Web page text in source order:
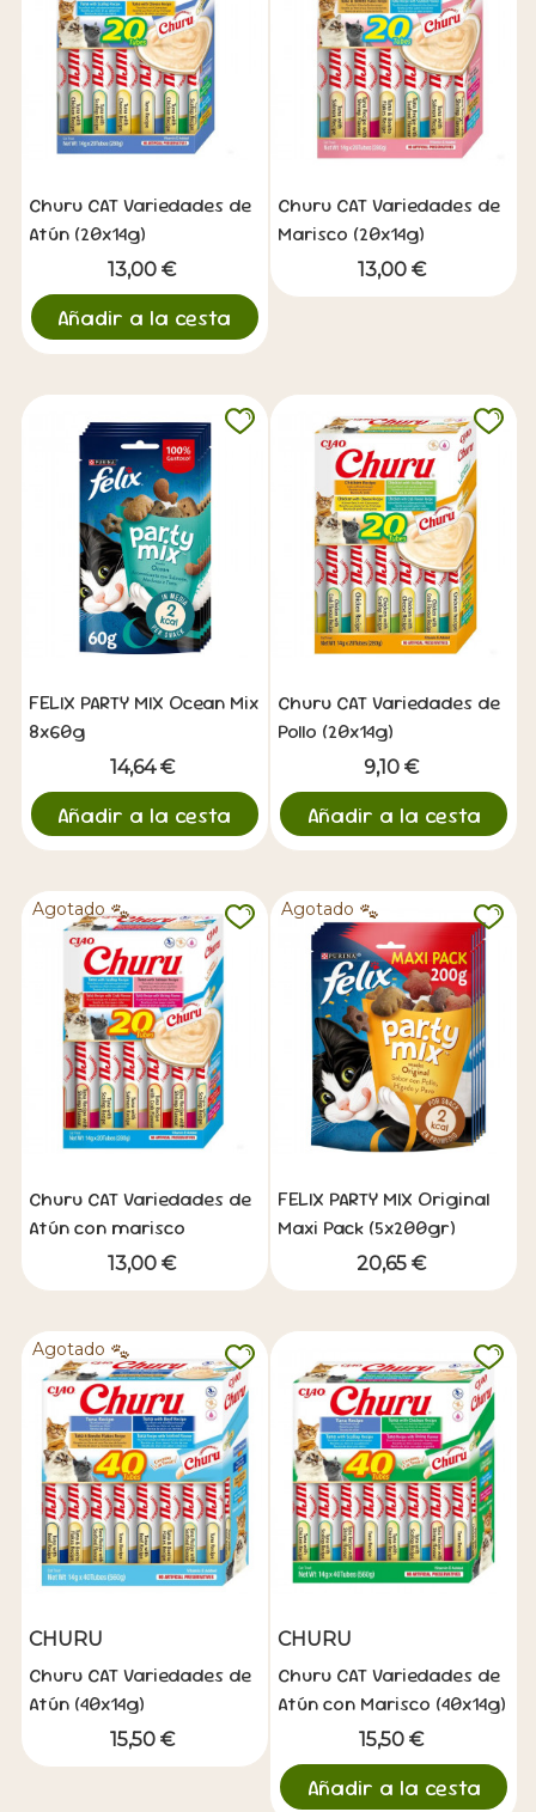
Churu CAT Variedades de
Atún (20x14g)
13,00 €
Añadir a la cesta
Churu CAT Variedades de
Marisco (20x14g)
13,00 €
FELIX PARTY MIX Ocean Mix
8x60g
14,64 €
Añadir a la cesta
Churu CAT Variedades de
Pollo (20x14g)
9,10 €
Añadir a la cesta
Agotado
Churu CAT Variedades de
Atún con marisco
13,00 €
Agotado
FELIX PARTY MIX Original
Maxi Pack (5x200gr)
20,65 €
Agotado
CHURU
Churu CAT Variedades de
Atún (40x14g)
15,50 €
CHURU
Churu CAT Variedades de
Atún con Marisco (40x14g)
15,50 €
Añadir a la cesta